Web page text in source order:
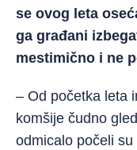
se ovog leta
ga građani
mestimično i ne
– Od početka leta
komšije čudno
odmicalo počeli